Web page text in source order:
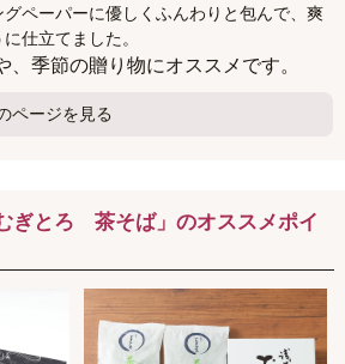
ペーパーに優しくふんわりと包んで、爽
仕立てました。
、季節の贈り物にオススメです。
ページを見る
ぎとろ 茶そば」のオススメポイ